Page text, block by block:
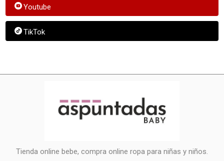
Youtube
TikTok
Tienda online bebe, compra online ropa para niñas y niños.